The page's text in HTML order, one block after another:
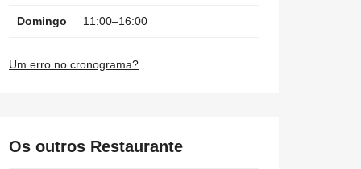
Domingo 11:00–16:00
Um erro no cronograma?
Os outros Restaurante